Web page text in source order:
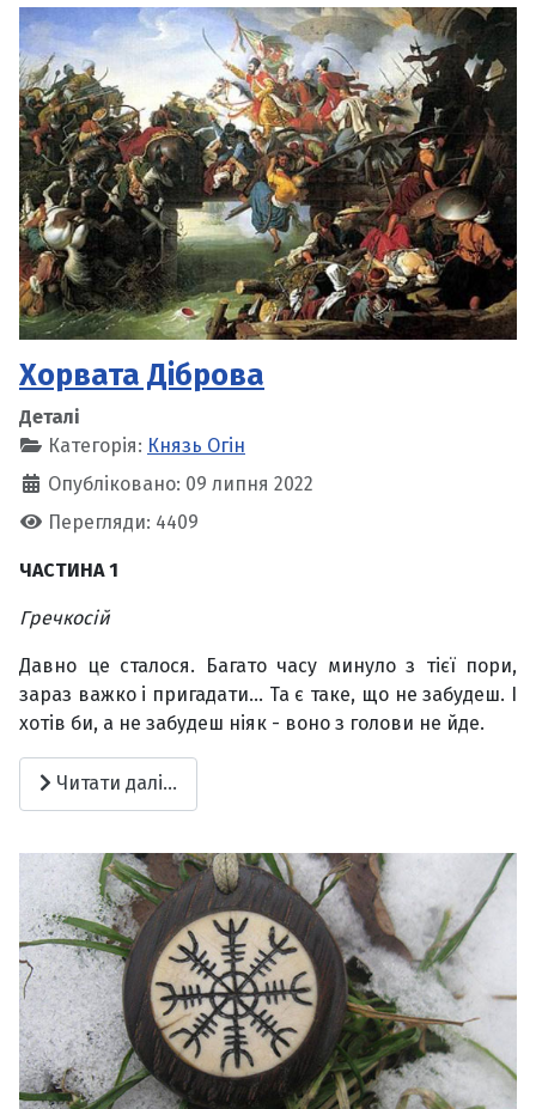
Хорвата Діброва
Деталі
Категорія: Князь Огін
Опубліковано: 09 липня 2022
Перегляди: 4409
ЧАСТИНА 1
Гречкосій
Давно це сталося. Багато часу минуло з тієї пори,
зараз важко і пригадати… Та є таке, що не забудеш. І
хотів би, а не забудеш ніяк - воно з голови не йде.
Читати далі...